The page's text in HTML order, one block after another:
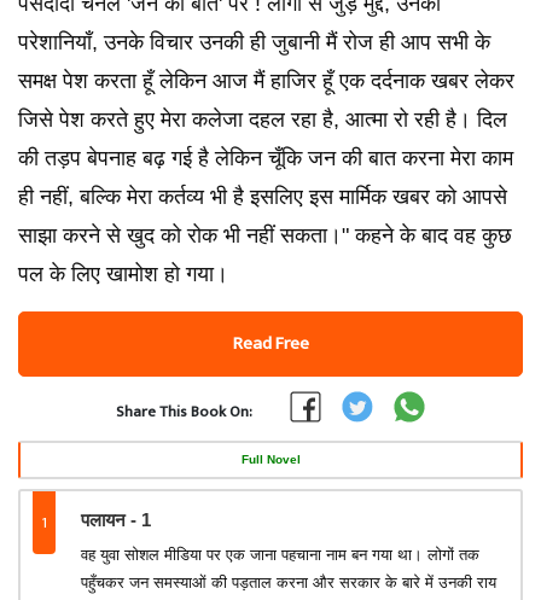
परेशानियाँ, उनके विचार उनकी ही जुबानी मैं रोज ही आप सभी के
समक्ष पेश करता हूँ लेकिन आज मैं हाजिर हूँ एक दर्दनाक खबर लेकर
जिसे पेश करते हुए मेरा कलेजा दहल रहा है, आत्मा रो रही है। दिल
की तड़प बेपनाह बढ़ गई है लेकिन चूँकि जन की बात करना मेरा काम
ही नहीं, बल्कि मेरा कर्तव्य भी है इसलिए इस मार्मिक खबर को आपसे
साझा करने से खुद को रोक भी नहीं सकता।" कहने के बाद वह कुछ
पल के लिए खामोश हो गया।
Read Free
Share This Book On:
Full Novel
1 पलायन - 1
वह युवा सोशल मीडिया पर एक जाना पहचाना नाम बन गया था। लोगों तक
पहुँचकर जन समस्याओं की पड़ताल करना और सरकार के बारे में उनकी राय